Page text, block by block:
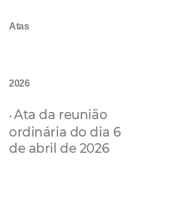
Atas
2026
•Ata da reunião
ordinária do dia 6
de abril de 2026